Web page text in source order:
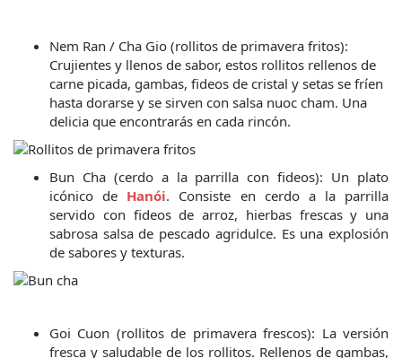
Nem Ran / Cha Gio (rollitos de primavera fritos):
Crujientes y llenos de sabor, estos rollitos rellenos de
carne picada, gambas, fideos de cristal y setas se fríen
hasta dorarse y se sirven con salsa nuoc cham. Una
delicia que encontrarás en cada rincón.
Bun Cha (cerdo a la parrilla con fideos): Un plato
icónico de Hanói. Consiste en cerdo a la parrilla
servido con fideos de arroz, hierbas frescas y una
sabrosa salsa de pescado agridulce. Es una explosión
de sabores y texturas.
Goi Cuon (rollitos de primavera frescos): La versión
fresca y saludable de los rollitos. Rellenos de gambas,